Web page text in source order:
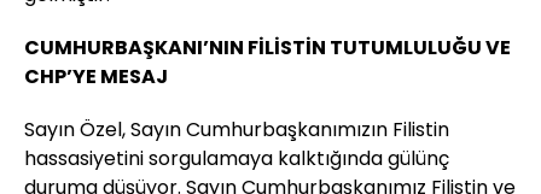
CUMHURBAŞKANI’NIN FİLİSTİN TUTUMLULUĞU VE
CHP’YE MESAJ
Sayın Özel, Sayın Cumhurbaşkanımızın Filistin
hassasiyetini sorgulamaya kalktığında gülünç
duruma düşüyor. Sayın Cumhurbaşkanımız Filistin ve